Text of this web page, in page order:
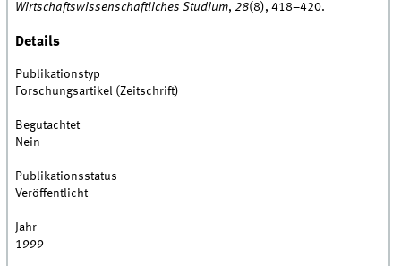
Wirtschaftswissenschaftliches Studium,28(8), 418–420.
Details
Publikationstyp
Forschungsartikel (Zeitschrift)
Begutachtet
Nein
Publikationsstatus
Veröffentlicht
Jahr
1999